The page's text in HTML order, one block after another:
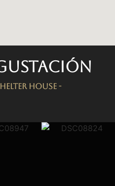
House -